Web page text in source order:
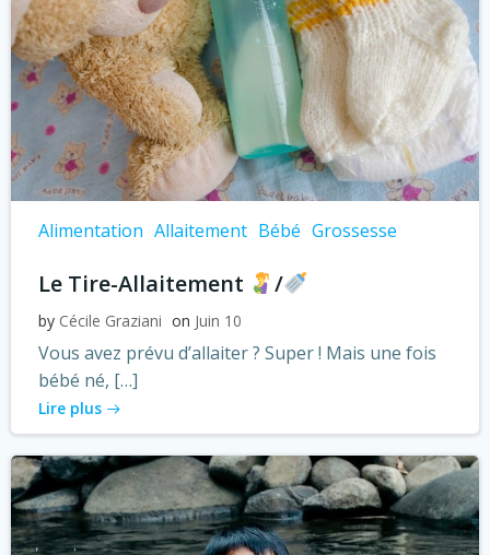
Alimentation Allaitement Bébé Grossesse
Le Tire-Allaitement /
by Cécile Graziani on Juin 10
Vous avez prévu d’allaiter ? Super ! Mais une fois
bébé né, […]
Lire plus